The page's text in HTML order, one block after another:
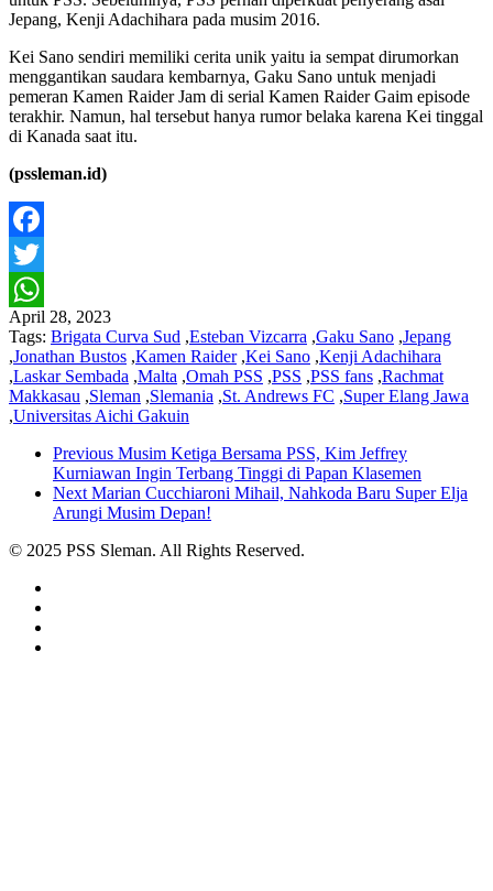
Jepang, Kenji Adachihara pada musim 2016.
Kei Sano sendiri memiliki cerita unik yaitu ia sempat dirumorkan
menggantikan saudara kembarnya, Gaku Sano untuk menjadi
pemeran Kamen Raider Jam di serial Kamen Raider Gaim episode
terakhir. Namun, hal tersebut hanya rumor belaka karena Kei tinggal
di Kanada saat itu.
(pssleman.id)
Facebook
Twitter
WhatsApp
April 28, 2023
Tags: Brigata Curva Sud ,Esteban Vizcarra ,Gaku Sano ,Jepang
,Jonathan Bustos ,Kamen Raider,Kei Sano ,Kenji Adachihara
,Laskar Sembada ,Malta ,Omah PSS ,PSS ,PSS fans ,Rachmat
Makkasau ,Sleman ,Slemania ,St. Andrews FC ,Super Elang Jawa
,Universitas Aichi Gakuin
Previous Musim Ketiga Bersama PSS, Kim Jeffrey
Kurniawan Ingin Terbang Tinggi di Papan Klasemen
Next Marian Cucchiaroni Mihail, Nahkoda Baru Super Elja
Arungi Musim Depan!
© 2025 PSS Sleman. All Rights Reserved.